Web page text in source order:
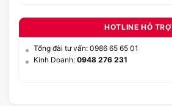
HOTLINE HỖ TRỢ
Tổng đài tư vấn: 0986 65 65 01
Kinh Doanh: 0948 276 231